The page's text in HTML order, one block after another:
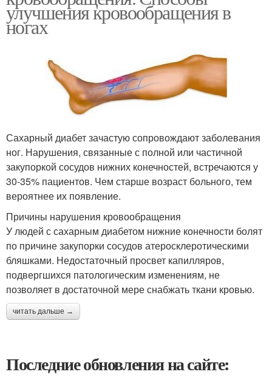
улучшения кровообращения в
ногах
Сахарный диабет зачастую сопровождают заболевания
ног. Нарушения, связанные с полной или частичной
закупоркой сосудов нижних конечностей, встречаются у
30-35% пациентов. Чем старше возраст больного, тем
вероятнее их появление.
Причины нарушения кровообращения
У людей с сахарным диабетом нижние конечности болят
по причине закупорки сосудов атеросклеротическими
бляшками. Недостаточный просвет капилляров,
подвергшихся патологическим изменениям, не
позволяет в достаточной мере снабжать ткани кровью.
читать дальше →
Последние обновления на сайте: